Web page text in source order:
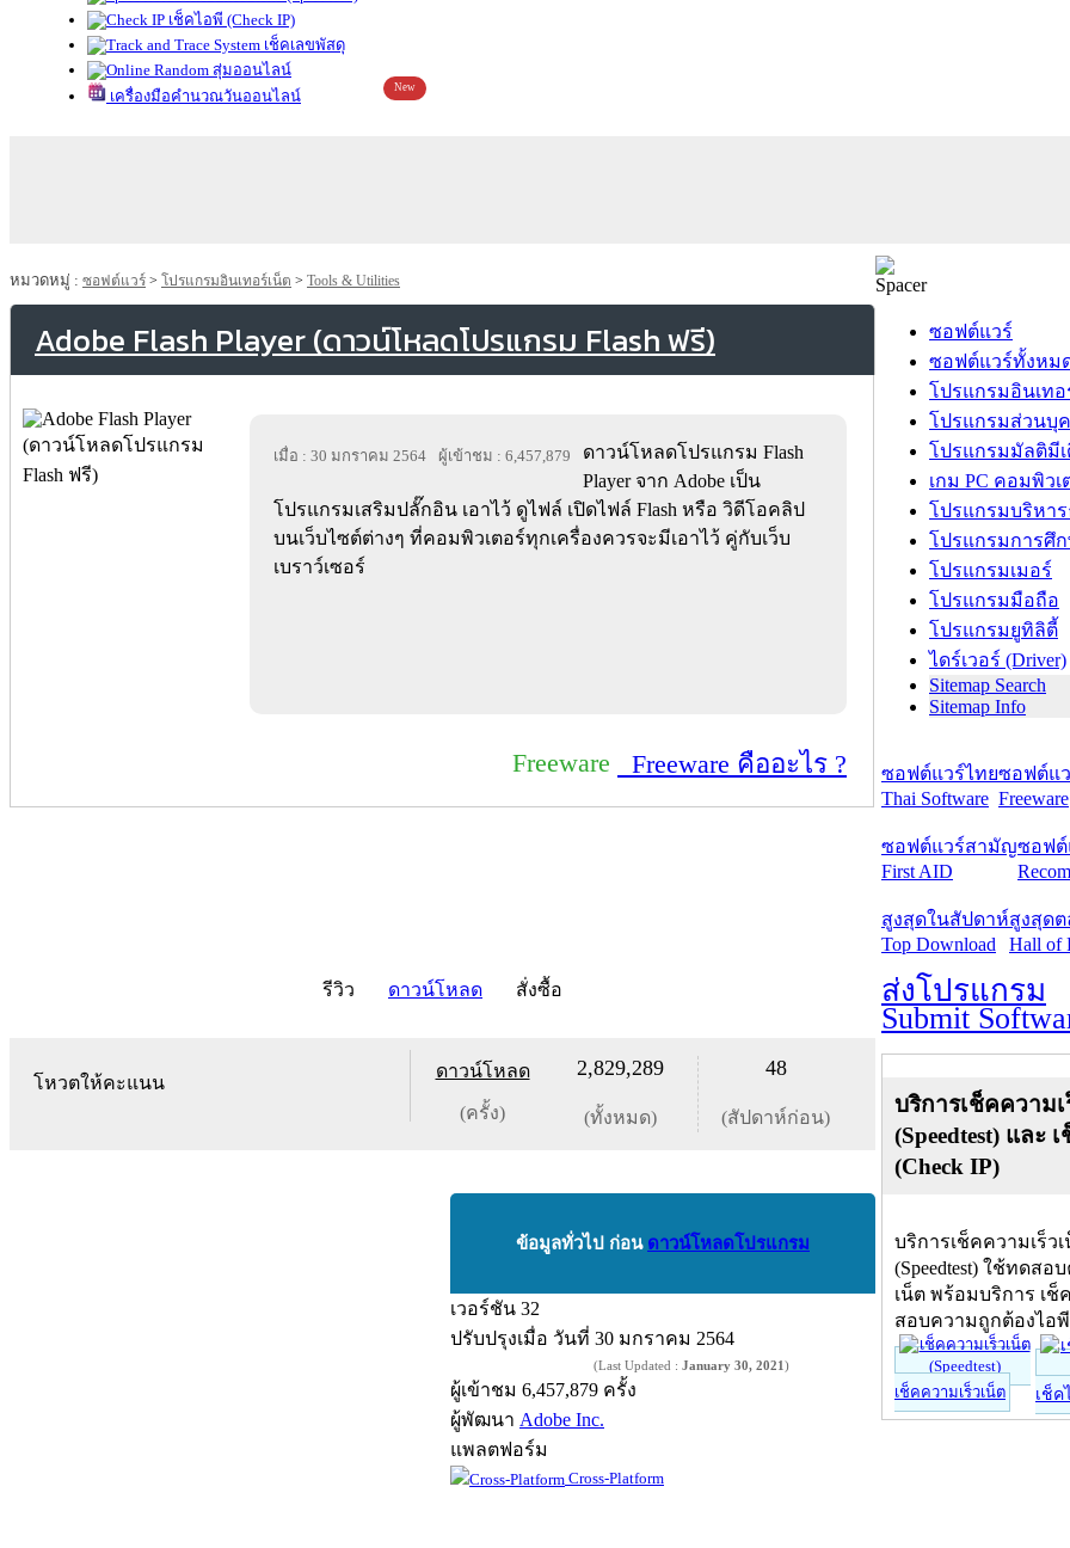
เช็คไอพี (Check IP)
เช็คเลขพัสดุ
สุ่มออนไลน์
เครื่องมือคำนวณวันออนไลน์
New
หมวดหมู่ : ซอฟต์แวร์ > โปรแกรมอินเทอร์เน็ต > Tools & Utilities
Adobe Flash Player (ดาวน์โหลดโปรแกรม Flash ฟรี)
เมื่อ : 30 มกราคม 2564 ผู้เข้าชม : 6,457,879
ดาวน์โหลดโปรแกรม Flash
Player จาก Adobe เป็น
โปรแกรมเสริมปลั๊กอิน เอาไว้ ดูไฟล์ เปิดไฟล์ Flash หรือ วิดีโอคลิป
บนเว็บไซต์ต่างๆ ที่คอมพิวเตอร์ทุกเครื่องควรจะมีเอาไว้ คู่กับเว็บ
เบราว์เซอร์
Freeware Freeware คืออะไร ?
รีวิว ดาวน์โหลด สั่งซื้อ
โหวตให้คะแนน
ดาวน์โหลด
(ครั้ง)
2,829,289
(ทั้งหมด)
48
(สัปดาห์ก่อน)
ข้อมูลทั่วไป ก่อน ดาวน์โหลดโปรแกรม
เวอร์ชัน 32
ปรับปรุงเมื่อ วันที่ 30 มกราคม 2564
(Last Updated : January 30, 2021)
ผู้เข้าชม 6,457,879 ครั้ง
ผู้พัฒนา Adobe Inc.
แพลตฟอร์ม
Cross-Platform
ซอฟต์แวร์
ซอฟต์แวร์ทั้งหม
โปรแกรมอินเทอ
โปรแกรมส่วนบุ
โปรแกรมมัลติมีเ
เกม PC คอมพิวเ
โปรแกรมบริหา
โปรแกรมการศึ
โปรแกรมเมอร์
โปรแกรมมือถือ
โปรแกรมยูทิลิตี้
ไดร์เวอร์ (Driver)
Sitemap Search
Sitemap Info
ซอฟต์แวร์ไทย
Thai Software
ซอฟต์แ
Freeware
ซอฟต์แวร์สามัญ
First AID
ซอฟต์
สูงสุดในสัปดาห์
Top Download
สูงสุด
Hall of
ส่งโปรแกรม
Submit
บริการเช็คความเ
(Speedtest) และ
(Check IP)
บริการเช็คความเร็ว
(Speedtest) ใช้ทดสอ
เน็ต พร้อมบริการ เช็
สอบความถูกต้องไอ
เช็คความเร็วเน็ต เช็ค